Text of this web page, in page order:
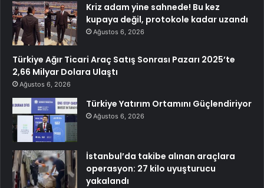
Kriz adam yine sahnede! Bu kez
kupaya değil, protokole kadar uzandı
Ağustos 6, 2026
Türkiye Ağır Ticari Araç Satış Sonrası Pazarı 2025’te
2,66 Milyar Dolara Ulaştı
Ağustos 6, 2026
Türkiye Yatırım Ortamını Güçlendiriyor
Ağustos 6, 2026
İstanbul’da takibe alınan araçlara
operasyon: 27 kilo uyuşturucu
yakalandı